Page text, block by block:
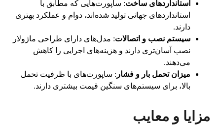
استانداردهای ساخت: ساپورت‌هایی که مطابق با
استانداردهای جهانی تولید شده‌اند، دوام و عملکرد بهتری
دارند.
سیستم نصب و اتصالات: مدل‌های دارای طراحی ماژولار
نصب آسان‌تری دارند و هزینه‌های اجرایی را کاهش
می‌دهند.
میزان تحمل بار و فشار : ساپورت‌های با ظرفیت تحمل
بالا، برای سیستم‌های سنگین قیمت بیشتری دارند.
مزایا و معایب